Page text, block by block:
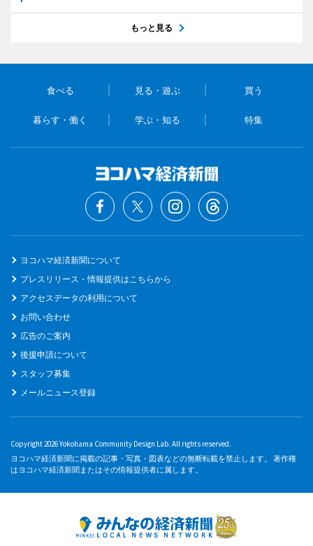
もっと見る
食べる 見る・遊ぶ 買う
暮らす・働く 学ぶ・知る 特集
ヨコハマ経済新聞について
プレスリリース・情報提供はこちらから
アクセスデータの利用について
お問い合わせ
広告のご案内
後援申請について
スタッフ募集
メールニュース登録
Copyright 2026 Yokohama Community Design Lab. All rights reserved.
ヨコハマ経済新聞に掲載の記事・写真・図表などの無断転載を禁止します。 著作権
はヨコハマ経済新聞またはその情報提供者に属します。